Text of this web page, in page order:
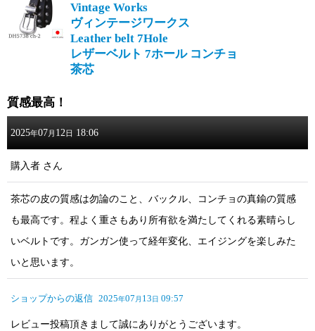
Vintage Works
ヴィンテージワークス
Leather belt 7Hole
レザーベルト 7ホール コンチョ
茶芯
質感最高！
2025年07月 12日 18:06
購入者 さん
茶芯の皮の質感は勿論のこと、バックル、コンチョの真鍮の質感
も最高です。程よく重さもあり所有欲を満たしてくれる素晴らし
いベルトです。ガンガン使って経年変化、エイジングを楽しみた
いと思います。
ショップからの返信 2025年07 月 13日 09:57
レビュー投稿頂きまして誠にありがとうございます。